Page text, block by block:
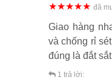
★★★★★ đã
Giao hàng
và chống rỉ
đúng là đắt
1 trả lời: